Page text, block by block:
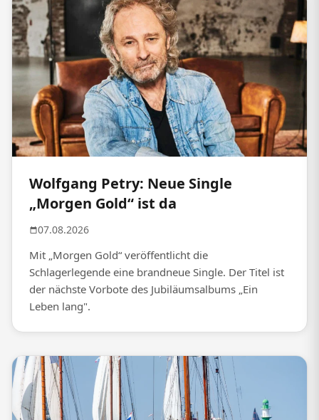
Wolfgang Petry: Neue Single
„Morgen Gold“ ist da
07.08.2026
Mit „Morgen Gold“ veröffentlicht die
Schlagerlegende eine brandneue Single. Der Titel ist
der nächste Vorbote des Jubiläumsalbums „Ein
Leben lang".